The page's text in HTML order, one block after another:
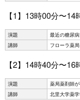
【1】13時00分〜14
演題
最近の糖尿
講師
フローラ薬
【2】14時40分〜16
演題
薬局薬剤師
講師
北里大学薬